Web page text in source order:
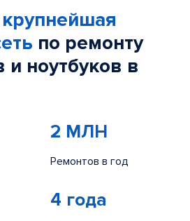
крупнейшая
по ремонту
ноутбуков в
2 МЛН
Ремонтов в год
4 года